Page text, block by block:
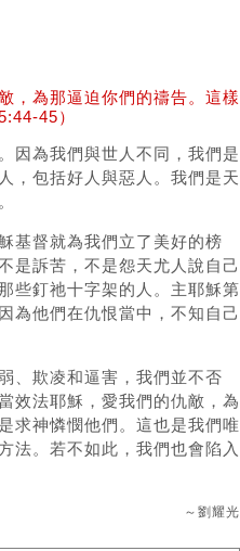
，為那逼迫你們的禱告。這樣
45）
因為我們與世人不同，我們是
，包括好人與惡人。我們是天
基督就為我們立了美好的榜
是訴苦，不是怨天尤人說自己
些釘祂十字架的人。主耶穌第
為他們在仇恨當中，不知自己
、欺凌和逼害，我們並不否
效法耶穌，愛我們的仇敵，為
求神憐憫他們。這也是我們唯
法。若不如此，我們也會陷入
～劉耀光